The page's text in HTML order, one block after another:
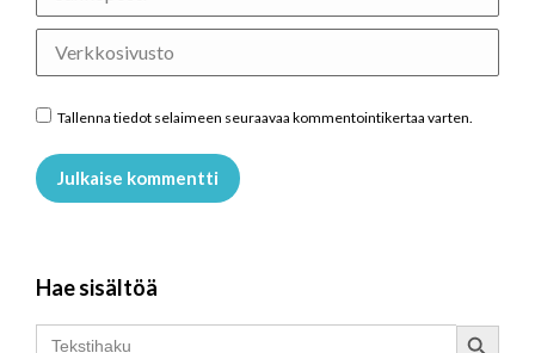
Verkkosivusto
Tallenna tiedot selaimeen seuraavaa kommentointikertaa varten.
Julkaise kommentti
Hae sisältöä
Search
Search Button